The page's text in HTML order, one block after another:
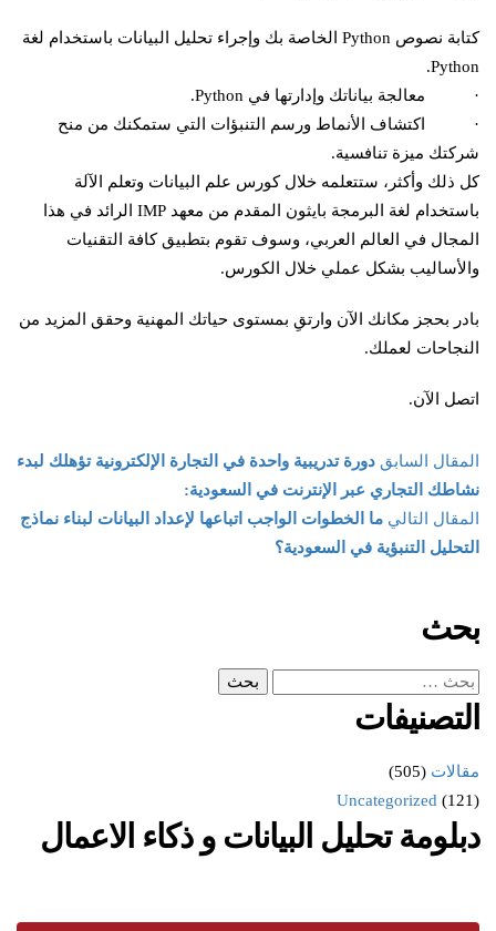
كتابة نصوص Python الخاصة بك وإجراء تحليل البيانات باستخدام لغة
Python.
· معالجة بياناتك وإدارتها في Python.
· اكتشاف الأنماط ورسم التنبؤات التي ستمكنك من منح
شركتك ميزة تنافسية.
كل ذلك وأكثر، ستتعلمه خلال كورس علم البيانات وتعلم الآلة
باستخدام لغة البرمجة بايثون المقدم من معهد IMP الرائد في هذا
المجال في العالم العربي، وسوف تقوم بتطبيق كافة التقنيات
والأساليب بشكل عملي خلال الكورس.
بادر بحجز مكانك الآن وارتقِ بمستوى حياتك المهنية وحقق المزيد من
النجاحات لعملك.
اتصل الآن.
المقال السابق دورة تدريبية واحدة في التجارة الإلكترونية تؤهلك لبدء
نشاطك التجاري عبر الإنترنت في السعودية:
المقال التالي ما الخطوات الواجب اتباعها لإعداد البيانات لبناء نماذج
التحليل التنبؤية في السعودية؟
بحث
التصنيفات
مقالات (505)
Uncategorized (121)
دبلومة تحليل البيانات و ذكاء الاعمال